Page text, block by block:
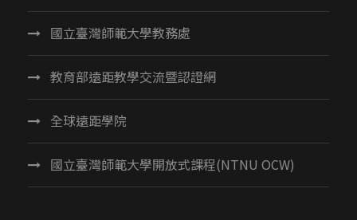
國立臺灣師範大學教務處
教育部遠距教學交流暨認證網
全球遠距學院
國立臺灣師範大學開放式課程(NTNU OCW)